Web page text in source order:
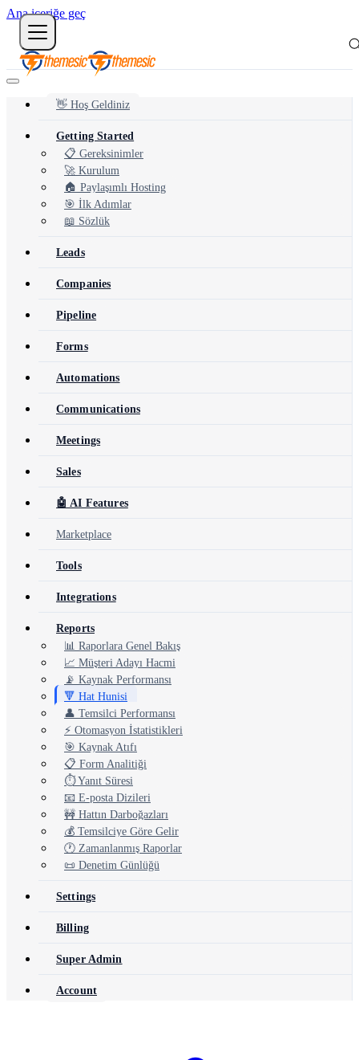
Ana içeriğe geç
👋 Hoş Geldiniz
Getting Started
📋 Gereksinimler
🚀 Kurulum
🏠 Paylaşımlı Hosting
🎯 İlk Adımlar
📖 Sözlük
Leads
Companies
Pipeline
Forms
Automations
Communications
Meetings
Sales
🤖 AI Features
Marketplace
Tools
Integrations
Reports
📊 Raporlara Genel Bakış
📈 Müşteri Adayı Hacmi
📡 Kaynak Performansı
🔻 Hat Hunisi
👤 Temsilci Performansı
⚡ Otomasyon İstatistikleri
🎯 Kaynak Atıfı
📋 Form Analitiği
⏱️ Yanıt Süresi
📧 E-posta Dizileri
🚧 Hattın Darboğazları
💰 Temsilciye Göre Gelir
🕐 Zamanlanmış Raporlar
📜 Denetim Günlüğü
Settings
Billing
Super Admin
Account